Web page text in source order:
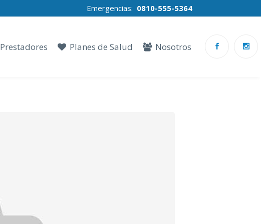
Emergencias: 0810-555-5364
Prestadores Planes de Salud Nosotros